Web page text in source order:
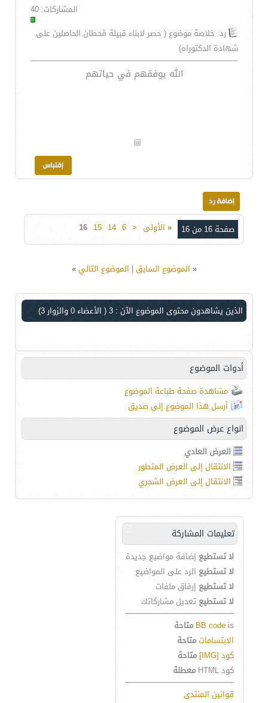
المشاركات: 40
رد: خلاصة موضوع ( حصر لابناء قبيلة قحطان الحاصلين على
شهادة الدكتوراه)
الله يوفقهم في حياتهم
صفحة 16 من 16 « الأولى <
6
14
15
16
« الموضوع السابق| الموضوع التالي»
الذين يشاهدون محتوى الموضوع الآن : 3 ( الأعضاء 0 والزوار 3)
أدوات الموضوع
مشاهدة صفحة طباعة الموضوع
أرسل هذا الموضوع إلى صديق
انواع عرض الموضوع
العرض العادي
الانتقال إلى العرض المتطور
الانتقال إلى العرض الشجري
تعليمات المشاركة
لا تستطيع إضافة مواضيع جديدة
لا تستطيع الرد على المواضيع
لا تستطيع إرفاق ملفات
لا تستطيع تعديل مشاركاتك
BB code is
متاحة
الابتساماتمتاحة
كود [IMG]
متاحة
كود HTML
معطلة
قوانين المنتدى